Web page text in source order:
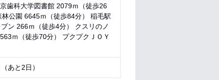
歯科大学図書館 2079ｍ（徒歩26
公園 6645ｍ（徒歩84分） 稲毛駅
ン 266ｍ（徒歩4分） クスリのノ
ｍ（徒歩70分） プクプクＪＯＹ
あと 2日 ）